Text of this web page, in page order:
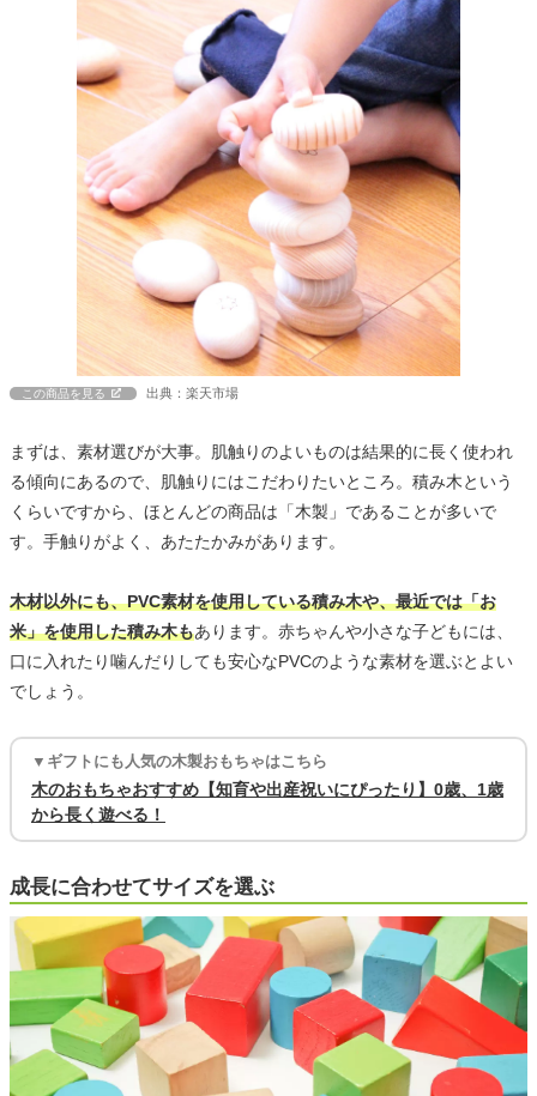
この商品を見る 出典：楽天市場
まずは、素材選びが大事。肌触りのよいものは結果的に長く使われ
る傾向にあるので、肌触りにはこだわりたいところ。積み木という
くらいですから、ほとんどの商品は「木製」であることが多いで
す。手触りがよく、あたたかみがあります。
木材以外にも、PVC素材を使用している積み木や、最近では「お
米」を使用した積み木もあります。赤ちゃんや小さな子どもには、
口に入れたり噛んだりしても安心なPVCのような素材を選ぶとよい
でしょう。
▼ギフトにも人気の木製おもちゃはこちら
木のおもちゃおすすめ【知育や出産祝いにぴったり】0歳、1歳
から長く遊べる！
成長に合わせてサイズを選ぶ